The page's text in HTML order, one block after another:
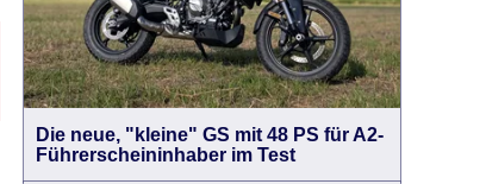
Die neue, "kleine" GS mit 48 PS für A2-
Führerscheininhaber im Test